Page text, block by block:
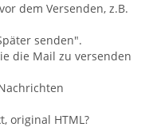
dem Versenden, z.B.
senden".
die Mail zu versenden
original HTML?